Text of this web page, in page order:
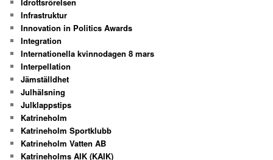
Infrastruktur
Innovation in Politics Awards
Integration
Internationella kvinnodagen 8 mars
Interpellation
Jämställdhet
Julhälsning
Julklappstips
Katrineholm
Katrineholm Sportklubb
Katrineholm Vatten AB
Katrineholms AIK (KAIK)